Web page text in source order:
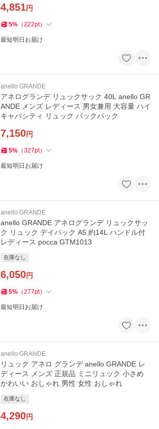
4,851円
5% （222pt）
最短明日お届け
anello GRANDE
アネログランデ リュックサック 40L anello GR
ANDE メンズ レディース 男女兼用 大容量 ハイ
キャパシティ リュック バックパック
7,150円
5% （327pt）
最短明日お届け
anello GRANDE
anello GRANDE アネログランデ リュックサッ
ク リュック デイパック A5 約14L ハンドル付
レディース pocca GTM1013
在庫なし
6,050円
5% （277pt）
最短明日お届け
anello GRANDE
リュック アネロ グランデ anello GRANDE レ
ディース メンズ 正規品 ミニリュック 小さめ
かわいい おしゃれ 男性 女性 おしゃれ
在庫なし
4,290円